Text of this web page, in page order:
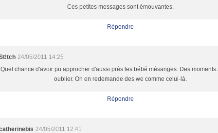
Ces petites messages sont émouvantes.
Répondre
24/05/2011 14:25
Quel chance d'avoir pu approcher d'aussi près les bébé mésanges. Des moments
oublier. On en redemande des we comme celui-là.
Répondre
24/05/2011 12:41